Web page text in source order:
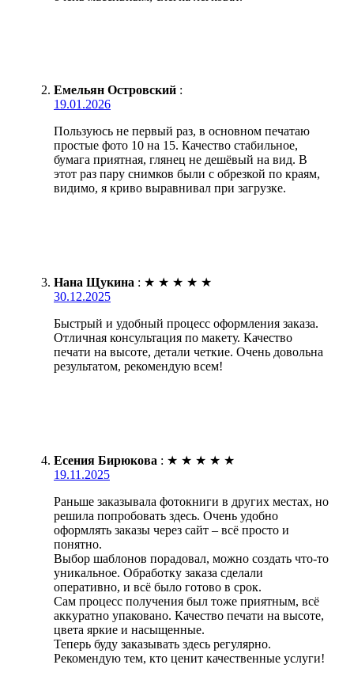
Емельян Островский :
19.01.2026
Пользуюсь не первый раз, в основном печатаю
простые фото 10 на 15. Качество стабильное,
бумага приятная, глянец не дешёвый на вид. В
этот раз пару снимков были с обрезкой по краям,
видимо, я криво выравнивал при загрузке.
Нана Щукина : ★ ★ ★ ★ ★
30.12.2025
Быстрый и удобный процесс оформления заказа.
Отличная консультация по макету. Качество
печати на высоте, детали четкие. Очень довольна
результатом, рекомендую всем!
Есения Бирюкова : ★ ★ ★ ★ ★
19.11.2025
Раньше заказывала фотокниги в других местах, но
решила попробовать здесь. Очень удобно
оформлять заказы через сайт – всё просто и
понятно.
Выбор шаблонов порадовал, можно создать что-то
уникальное. Обработку заказа сделали
оперативно, и всё было готово в срок.
Сам процесс получения был тоже приятным, всё
аккуратно упаковано. Качество печати на высоте,
цвета яркие и насыщенные.
Теперь буду заказывать здесь регулярно.
Рекомендую тем, кто ценит качественные услуги!